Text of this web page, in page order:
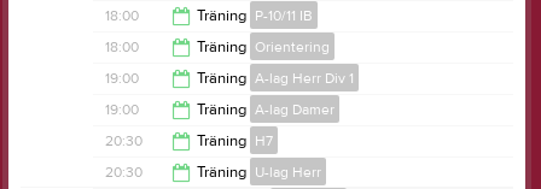
18:30
19:30
18:00 Träning P-10/11 IB
19:00
18:00 Träning Orientering
19:00
19:00 Träning A-lag Herr Div 1
20:30
19:00 Träning A-lag Damer
20:30
20:30 Träning H7
20:30 Träning U-lag Herr